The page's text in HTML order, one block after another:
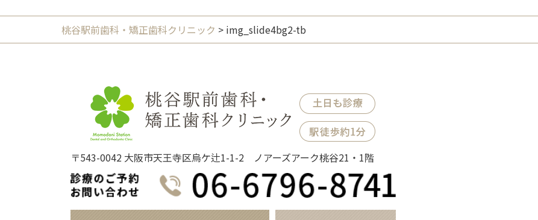
ゲ
ー
シ
桃谷駅前歯科・矯正歯科クリニック > img_slide4bg2-tb
〒543-0042 大阪市天王寺区烏ケ辻1-1-2 ノアーズアーク桃谷21・1階